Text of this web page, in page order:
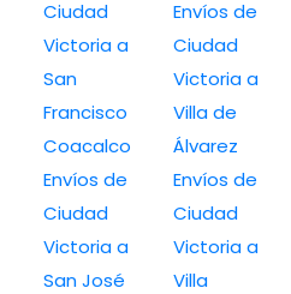
Ciudad
Victoria a
San
Francisco
Coacalco
Envíos de
Ciudad
Victoria a
San José
Envíos de
Ciudad
Victoria a
Villa de
Álvarez
Envíos de
Ciudad
Victoria a
Villa